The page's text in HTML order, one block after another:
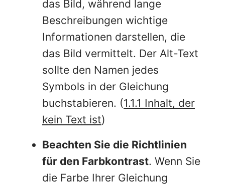
das Bild, während lange
Beschreibungen wichtige
Informationen darstellen, die
das Bild vermittelt. Der Alt-Text
sollte den Namen jedes
Symbols in der Gleichung
buchstabieren. (1.1.1 Inhalt, der
kein Text ist)
Beachten Sie die Richtlinien
für den Farbkontrast. Wenn Sie
die Farbe Ihrer Gleichung